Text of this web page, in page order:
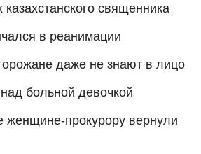
священника
в реанимации
даже не знают в лицо
больной девочкой
прокурору вернули